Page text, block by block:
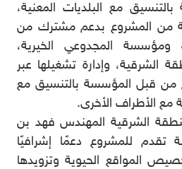
مع البلديات المعنية،
من المشروع بدعم مشترك من
ومؤسسة المجدوعي الخيرية،
الشرقية، وإدارة تشغيلها عبر
قبل المؤسسة بالتنسيق مع
مع الأطراف الأخرى.
الشرقية المهندس فهد بن
تقدم للمشروع دعمًا إشرافيًا
المواقع الحيوية وتزويدها